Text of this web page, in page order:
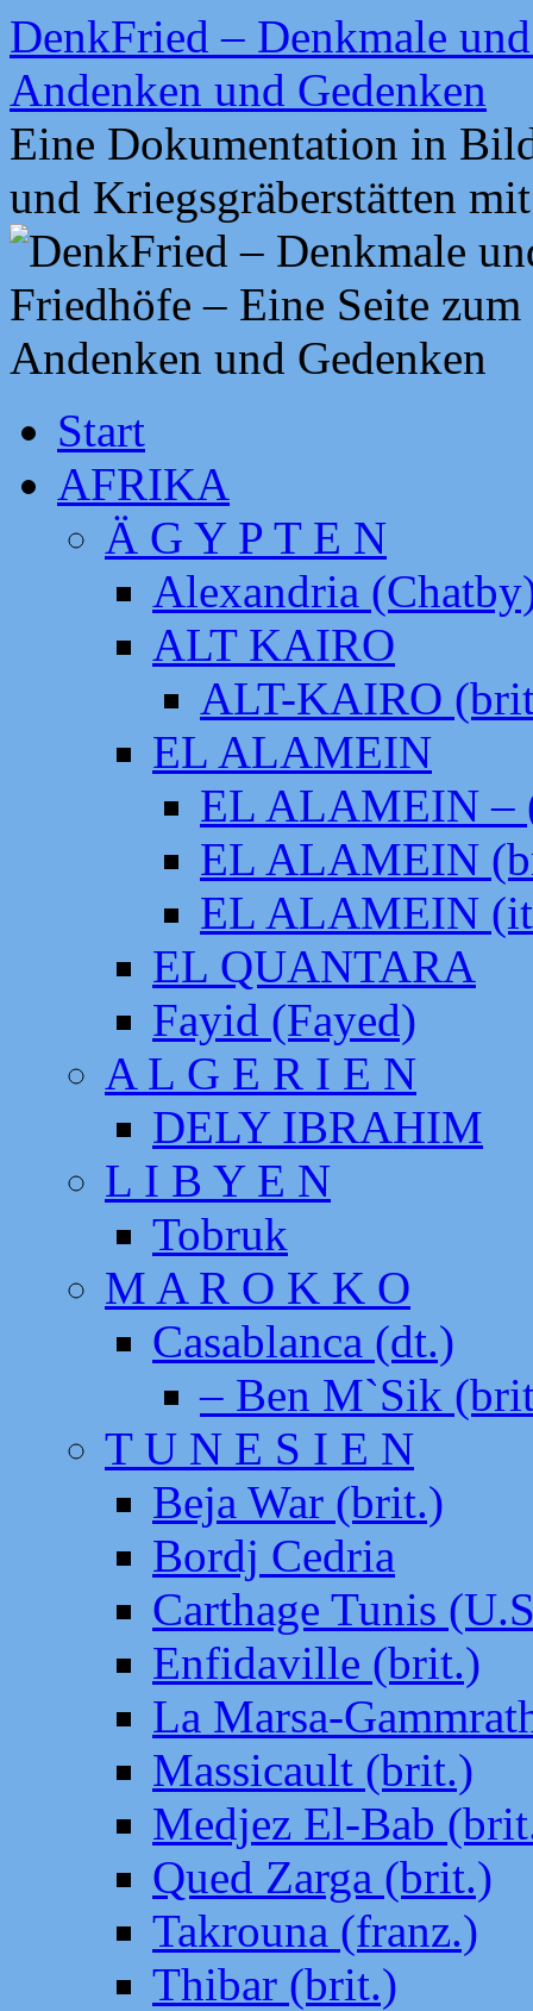
Zum
Inhalt
springen
DenkFried – Denkmale
Andenken und Gedenken
Eine Dokumentation in
und Kriegsgräberstätten
Start
AFRIKA
Ä G Y P T E N
Alexandria
ALT KAIRO
ALT-KAIRO
EL ALAMEIN
EL ALAMEIN –
EL ALAMEIN
EL ALAMEIN
EL QUANTARA
Fayid (Fayed)
A L G E R I E N
DELY IBRAHIM
L I B Y E N
Tobruk
M A R O K K O
Casablanca (dt.)
– Ben M`Sik
T U N E S I E N
Beja War (brit.)
Bordj Cedria
Carthage Tunis
Enfidaville (brit.)
La Marsa-
Massicault (brit.)
Medjez El-Bab
Qued Zarga (brit.)
Takrouna (franz.)
Thibar (brit.)